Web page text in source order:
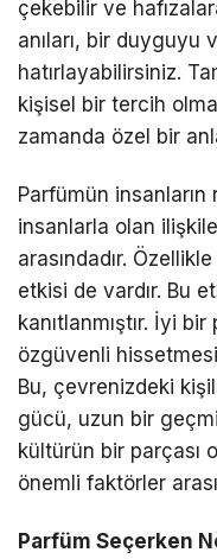
çekebilir ve
anıları, bir duyguyu
hatırlayabilirsiniz.
kişisel bir tercih
zamanda özel bir
Parfümün
insanlarla olan
arasındadır.
etkisi de vardır. Bu
kanıtlanmıştır. İyi
özgüvenli
Bu, çevrenizdeki
gücü, uzun bir
kültürün bir parçası
önemli faktörler
Parfüm Seçerken